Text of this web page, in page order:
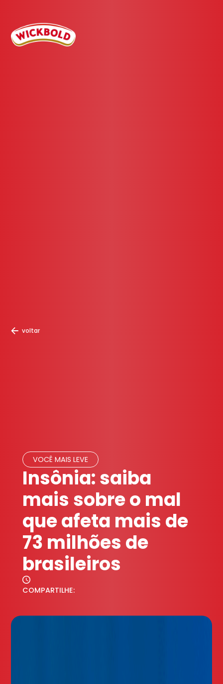
voltar
VOCÊ MAIS LEVE
Insônia: saiba
mais sobre o mal
que afeta mais de
73 milhões de
brasileiros
COMPARTILHE: